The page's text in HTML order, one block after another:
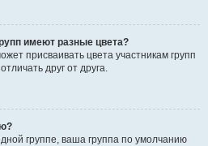
имеют разные цвета?
присваивать цвета участникам групп
друг от друга.
группе, ваша группа по умолчанию